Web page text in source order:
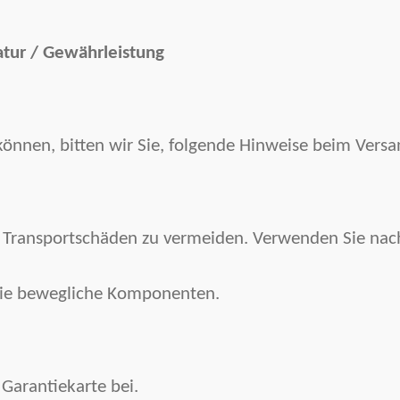
/ Gewährleistung
bitten wir Sie, folgende Hinweise beim
zu vermeiden. Verwenden Sie
bewegliche Komponenten.
bei.